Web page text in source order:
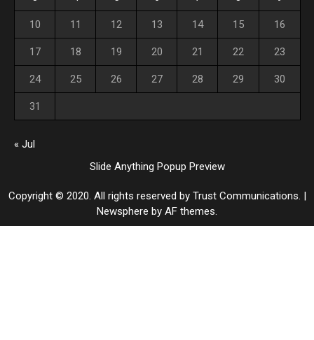
10 11 12 13 14 15 16
17 18 19 20 21 22 23
24 25 26 27 28 29 30
31
« Jul
Slide Anything Popup Preview
Copyright © 2020. All rights reserved by Trust Communications. |
Newsphere by AF themes.